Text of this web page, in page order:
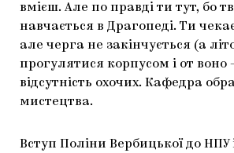
вмієш. Але по правді ти тут, бо
навчається в Драгопеді. Ти
але черга не закінчується (а
прогулятися корпусом і от воно
відсутність охочих. Кафедра
мистецтва.
Вступ Поліни Вербицької до НПУ